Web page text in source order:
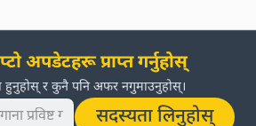
अपडेटहरू प्राप्त गर्नुहोस्
र कुनै पनि अफर नगुमाउनुहोस्।
सदस्यता लिनुहोस्